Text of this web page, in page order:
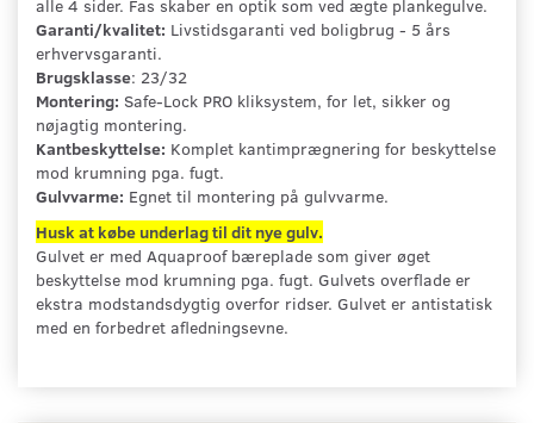
alle 4 sider. Fas skaber en optik som ved ægte plankegulve.
Garanti/kvalitet: Livstidsgaranti ved boligbrug - 5 års
erhvervsgaranti.
Brugsklasse: 23/32
Montering: Safe-Lock PRO kliksystem, for let, sikker og
nøjagtig montering.
Kantbeskyttelse: Komplet kantimprægnering for beskyttelse
mod krumning pga. fugt.
Gulvvarme: Egnet til montering på gulvvarme.
Husk at købe underlag til dit nye gulv.
Gulvet er med Aquaproof bæreplade som giver øget
beskyttelse mod krumning pga. fugt. Gulvets overflade er
ekstra modstandsdygtig overfor ridser. Gulvet er antistatisk
med en forbedret afledningsevne.